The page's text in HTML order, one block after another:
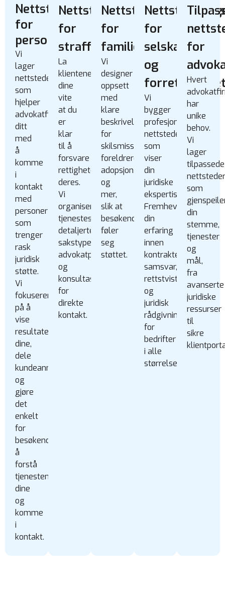
Nettsteddesign
for
personskaderett
Vi
lager
nettsteder
som
hjelper
advokatfirmaet
ditt
med
å
komme
i
kontakt
med
personer
som
trenger
rask
juridisk
støtte.
Vi
fokuserer
på å
vise
resultatene
dine,
dele
kundeanmeldelser
og
gjøre
det
enkelt
for
besøkende
å
forstå
tjenestene
dine
og
komme
i
kontakt.
Nettsteddesign
for
strafferett
La
klientene
dine
vite
at du
er
klar
til å
forsvare
rettighetene
deres.
Vi
organiserer
tjenestesider,
detaljerte
sakstyper,
advokatprofiler
og
konsultasjonsskjemaer
for
direkte
kontakt.
Nettsteddesign
for
familierett
Vi
designer
oppsett
med
klare
beskrivelser
for
skilsmisse,
foreldrerett,
adopsjon
og
mer,
slik at
besøkende
føler
seg
støttet.
for
selskaps-
og
Vi
bygger
profesjonelle
nettsteder
som
viser
din
juridiske
ekspertise.
Fremhev
din
erfaring
innen
kontrakter,
samsvar,
rettstvister
og
juridisk
rådgivning
for
bedrifter
i alle
størrelser.
for
Hvert
har
unike
behov.
Vi
lager
tilpassede
som
din
stemme,
tjenester
og
mål,
fra
avanserte
juridiske
ressurser
til
sikre